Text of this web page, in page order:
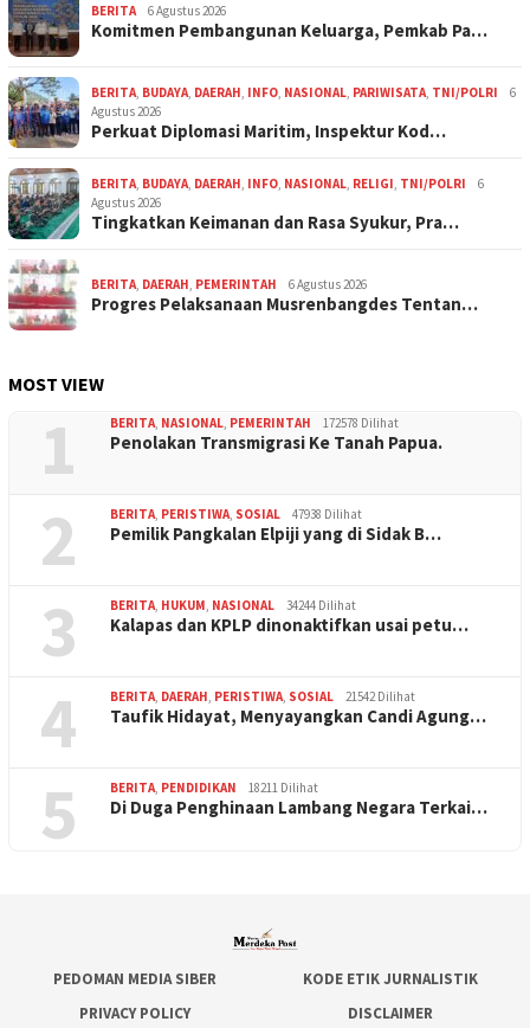
BERITA 6 Agustus 2026
Komitmen Pembangunan Keluarga, Pemkab Pa…
BERITA BUDAYA DAERAH INFO NASIONAL PARIWISATA TNI/POLRI
6
Agustus 2026
Perkuat Diplomasi Maritim, Inspektur Kod…
BERITA BUDAYA DAERAH INFO NASIONAL RELIGI TNI/POLRI
6
Agustus 2026
Tingkatkan Keimanan dan Rasa Syukur, Pra…
BERITA DAERAH PEMERINTAH 6 Agustus 2026
Progres Pelaksanaan Musrenbangdes Tentan…
MOST VIEW
1 BERITA NASIONAL PEMERINTAH 172578 Dilihat
Penolakan Transmigrasi Ke Tanah Papua.
2 BERITA PERISTIWA SOSIAL 47938 Dilihat
Pemilik Pangkalan Elpiji yang di Sidak B…
3 BERITA HUKUM NASIONAL 34244 Dilihat
Kalapas dan KPLP dinonaktifkan usai petu…
4 BERITA DAERAH PERISTIWA SOSIAL 21542 Dilihat
Taufik Hidayat, Menyayangkan Candi Agung…
5 BERITA PENDIDIKAN 18211 Dilihat
Di Duga Penghinaan Lambang Negara Terkai…
PEDOMAN MEDIA SIBER
KODE ETIK JURNALISTIK
PRIVACY POLICY
DISCLAIMER